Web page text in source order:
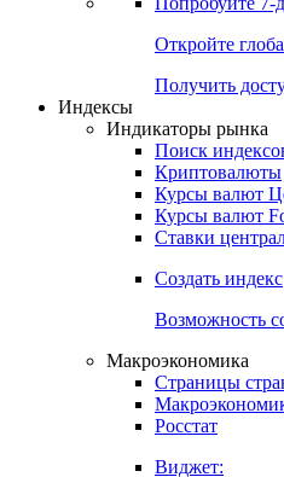
Календарь
Попробуйте7-
Откройте
Получить
Индикаторы рынка
Поиск
Курсы валют
Ставки
Создать индекс
Возможность
Страницы стран